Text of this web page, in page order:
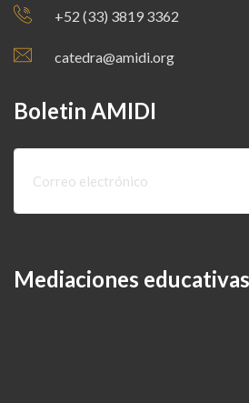
+52 (33) 3819 3362
catedra@amidi.org
Boletin AMIDI
Mediaciones